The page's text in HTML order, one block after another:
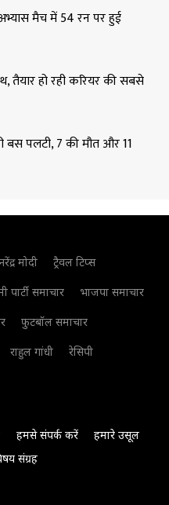
मैच में 54 रन पर हुई
तैयार हो रही करियर की सबसे
बस पलटी, 7 की मौत और 11
मोदी
ट्रैवल टिप्स
समाचार
भाजपा समाचार
फुटबॉल समाचार
राहुल गांधी
रेसिपी
हमसे संपर्क करें
हमारे उसूल
संग्रह